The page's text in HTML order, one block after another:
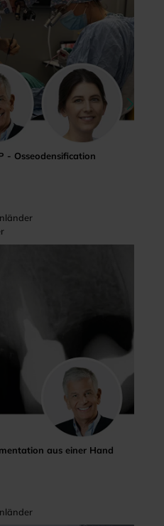
- Osseodensification
aus einer Hand